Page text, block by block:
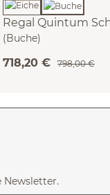
Regal Quintum
(Buche)
718,20 € 798,00 €
Newsletter.